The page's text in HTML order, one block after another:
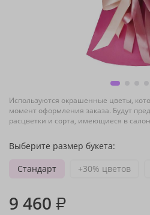
Используются окрашенные цветы,
момент оформления заказа. Будут
расцветки и сорта, имеющиеся в
Выберите размер букета:
Стандарт
+30% цветов
9 460 ₽